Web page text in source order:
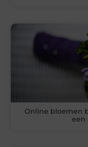
Online bloemen
een